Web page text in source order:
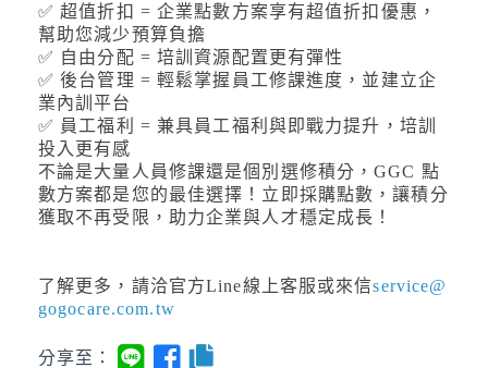
✅ 超值折扣 = 企業點數方案享有超值折扣優惠，
幫助您減少預算負擔
✅ 自由分配 = 培訓資源配置更有彈性
✅ 後台管理 = 輕鬆掌握員工修課進度，並建立企
業內訓平台
✅ 員工福利 = 兼具員工福利與即戰力提升，培訓
投入更有感
不論是大量人員修課還是個別選修積分，GGC 點
數方案都是您的最佳選擇！立即採購點數，讓積分
獲取不再受限，助力企業與人才穩定成長！
了解更多，請洽官方Line線上客服或來信service@
gogocare.com.tw
分享至：